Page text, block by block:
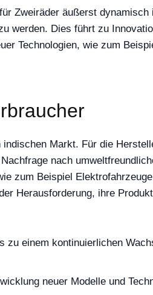
Zweiräder äußerst
werden. Dies führt zu
Technologien, wie zum
Markt. Für die
nach
zum Beispiel
Herausforderung, ihre
einem kontinuierlichen
neuer Modelle und